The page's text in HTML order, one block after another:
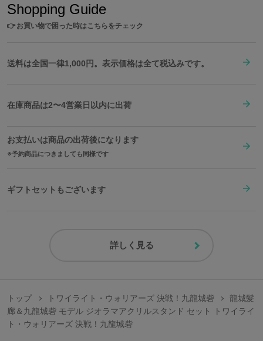
Shopping Guide
👉お買い物で困った時はこちらをチェック
送料は全国一律1,000円。表示価格は全て税込みです。
在庫商品は2〜4営業日以内に出荷
お支払いは商品の出荷後になります
予約商品につきましても同様です
ギフトセットもございます
詳しく見る
トップ トワイライト・ウォリアーズ 決戦！九龍城砦
龍城髪
廊＆九龍城砦 モデル ジオラマアクリルスタンド セット トワイライ
ト・ウォリアーズ 決戦！九龍城砦